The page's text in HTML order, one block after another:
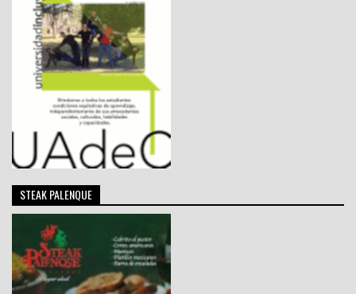
STEAK PALENQUE